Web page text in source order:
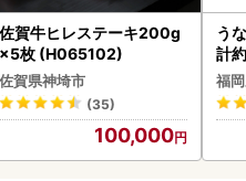
佐賀牛ヒレステーキ200g
×5枚 (H065102)
佐賀県神埼市
(35)
100,000
う
計
な
福